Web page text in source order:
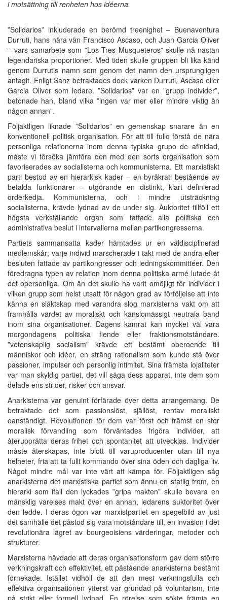
i motsättning till renheten hos idéerna.
”Solidarios” inkluderade en berömd treenighet – Buenaventura
Durruti, hans nära vän Francisco Ascaso, och Juan Garcia Oliver
– vars samarbete som ”Los Tres Musqueteros” skulle nå nästan
legendariska proportioner. Med tiden skulle gruppen bli lika känd
genom Durrutis namn som genom det namn den ursprungligen
antagit. Enligt Sanz betraktades dock varken Durruti, Ascaso eller
Garcia Oliver som ledare. ”Solidarios” var en ”grupp individer”,
betonade han, bland vilka ”ingen var mer eller mindre viktig än
någon annan”.
Följaktligen liknade ”Solidarios” en gemenskap snarare än en
konventionell politisk organisation. För att till fullo förstå de nära
personliga relationerna inom denna typiska grupo de afinidad,
måste vi försöka jämföra den med den sorts organisation som
favoriserades av socialisterna och kommunisterna. Ett marxistiskt
parti bestod av en hierarkisk kader – en byråkrati bestående av
betalda funktionärer – utgörande en distinkt, klart definierad
orderkedja. Kommunisterna, och i mindre utsträckning
socialisterna, krävde lydnad av de under sig. Auktoritet tillföll ett
högsta verkställande organ som fattade alla politiska och
administrativa beslut i intervallerna mellan partikongresserna.
Partiets sammansatta kader hämtades ur en väldisciplinerad
medlemskår; varje individ marscherade i takt med de andra efter
besluten fattade av partikongresser och ledningskommittéer. Den
föredragna typen av relation inom denna politiska armé lutade åt
det opersonliga. Om än det skulle ha varit omöjligt för individer i
vilken grupp som helst utsatt för någon grad av förföljelse att inte
känna en släktskap med varandra slog marxisterna vakt om att
framhålla värdet av moraliskt och känslomässigt neutrala band
inom sina organisationer. Dagens kamrat kan mycket väl vara
morgondagens politiska fiende eller fraktionsmotståndare.
”vetenskaplig socialism” krävde ett bestämt oberoende till
människor och idéer, en sträng rationalism som kunde stå över
passioner, impulser och personlig intimitet. Sina främsta lojaliteter
var man skyldig partiet, det vill säga dess apparat, inte dem som
delade ens strider, risker och ansvar.
Anarkisterna var genuint förfärade över detta arrangemang. De
betraktade det som passionslöst, själlöst, rentav moraliskt
oanständigt. Revolutionen för dem var först och främst en stor
moralisk förvandling som förväntades frigöra individer, att
återupprätta deras frihet och spontanitet att utvecklas. Individer
måste återskapas, inte blott till varuproducenter utan till nya
helheter, fria att ta fullt kommando över sina öden och dagliga liv.
Något mindre mål var inte värt att kämpa för. Följaktligen såg
anarkisterna det marxistiska partiet som ännu en statlig from, en
hierarki som ifall den lyckades ”gripa makten” skulle bevara en
mänsklig varelses makt över en annan, ledarens auktoritet över
den ledde. I deras ögon var marxistpartiet en spegelbild av just
det samhälle det påstod sig vara motståndare till, en invasion i det
revolutionära lägret av bourgeoisiens värderingar, metoder och
strukturer.
Marxisterna hävdade att deras organisationsform gav dem större
verkningskraft och effektivitet, ett påstående anarkisterna bestämt
förnekade. Istället vidhöll de att den mest verkningsfulla och
effektiva organisationen ytterst var grundad på voluntarism, inte
på strikt eller formell lydnad. En rörelse som sökte främja en